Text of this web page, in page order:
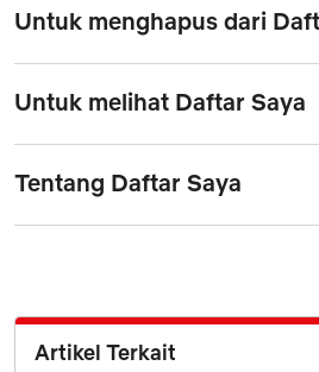
Untuk menghapus dari
Untuk melihat Daftar Saya
Tentang Daftar Saya
Artikel Terkait